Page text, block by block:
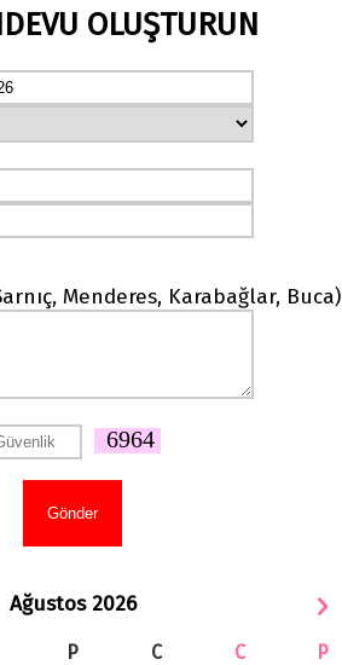
OLUŞTURUN
Menderes, Karabağlar, Buca)
6964
Ağustos 2026
P C C P